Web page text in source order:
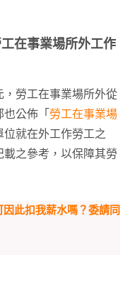
在事業場所外工作
，勞工在事業場所外從
公佈「 勞工在事業場
位就在外工作勞工之
載之參考，以保障其勞
因此扣我薪水嗎？委請同